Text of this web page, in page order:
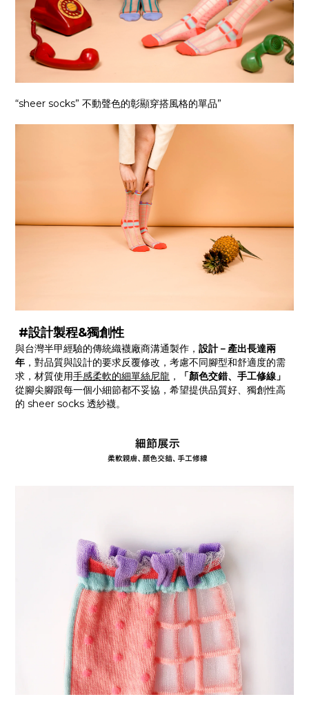
“sheer socks” 不動聲色的彰顯穿搭風格的單品”
#設計製程&獨創性
與台灣半甲經驗的傳統織襪廠商溝通製作， 設計－產出長達兩
年 ，對品質與設計的要求反覆修改，考慮不同腳型和舒適度的需
求，材質使用手感柔軟的細單絲尼龍 ，
「顏色交錯、手工修線」
從腳尖腳跟每一個小細節都不妥協，希望提供品質好、獨創性高
的 sheer socks 透紗襪。